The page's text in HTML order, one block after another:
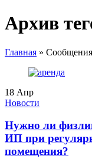
Архив
Главная »
18 Апр
Новости
Нужно ли
ИП при
помещения?